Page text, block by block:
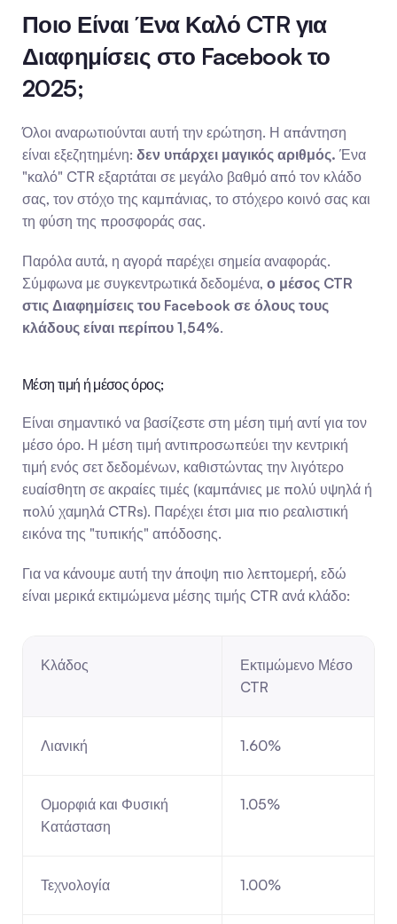
Ποιο Είναι Ένα Καλό CTR για
Διαφημίσεις στο Facebook το
2025;
Όλοι αναρωτιούνται αυτή την ερώτηση. Η απάντηση
είναι εξεζητημένη: δεν υπάρχει μαγικός αριθμός. Ένα
"καλό" CTR εξαρτάται σε μεγάλο βαθμό από τον κλάδο
σας, τον στόχο της καμπάνιας, το στόχερο κοινό σας και
τη φύση της προσφοράς σας.
Παρόλα αυτά, η αγορά παρέχει σημεία αναφοράς.
Σύμφωνα με συγκεντρωτικά δεδομένα, ο μέσος CTR
στις Διαφημίσεις του Facebook σε όλους τους
κλάδους είναι περίπου 1,54%.
Μέση τιμή ή μέσος όρος;
Είναι σημαντικό να βασίζεστε στη μέση τιμή αντί για τον
μέσο όρο. Η μέση τιμή αντιπροσωπεύει την κεντρική
τιμή ενός σετ δεδομένων, καθιστώντας την λιγότερο
ευαίσθητη σε ακραίες τιμές (καμπάνιες με πολύ υψηλά ή
πολύ χαμηλά CTRs). Παρέχει έτσι μια πιο ρεαλιστική
εικόνα της "τυπικής" απόδοσης.
Για να κάνουμε αυτή την άποψη πιο λεπτομερή, εδώ
είναι μερικά εκτιμώμενα μέσης τιμής CTR ανά κλάδο:
Κλάδος
Εκτιμώμενο Μέσο
CTR
Λιανική 1.60%
Ομορφιά και Φυσική
Κατάσταση
1.05%
Τεχνολογία 1.00%